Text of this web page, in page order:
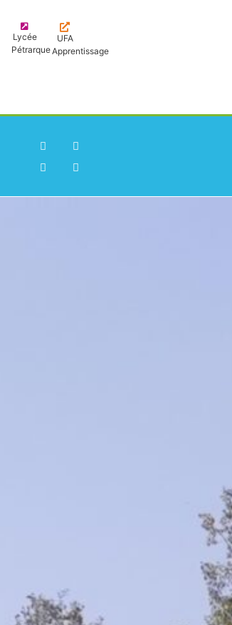
Lycée
Pétrarque
UFA
Apprentissage